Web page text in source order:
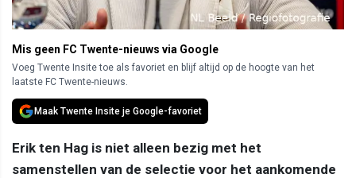
Mis geen FC Twente-nieuws via Google
Voeg Twente Insite toe als favoriet en blijf altijd op de hoogte van het
laatste FC Twente-nieuws.
Maak Twente Insite je Google-favoriet
Erik ten Hag is niet alleen bezig met het
samenstellen van de selectie voor het aankomende